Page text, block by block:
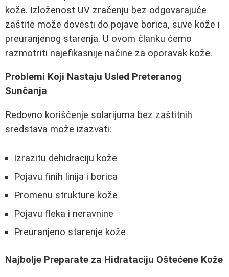
kože. Izloženost UV zračenju bez odgovarajuće
zaštite može dovesti do pojave borica, suve kože i
preuranjenog starenja. U ovom članku ćemo
razmotriti najefikasnije načine za oporavak kože.
Problemi Koji Nastaju Usled Preteranog
Sunčanja
Redovno korišćenje solarijuma bez zaštitnih
sredstava može izazvati:
Izrazitu dehidraciju kože
Pojavu finih linija i borica
Promenu strukture kože
Pojavu fleka i neravnine
Preuranjeno starenje kože
Najbolje Preparate za Hidrataciju Oštećene Kože